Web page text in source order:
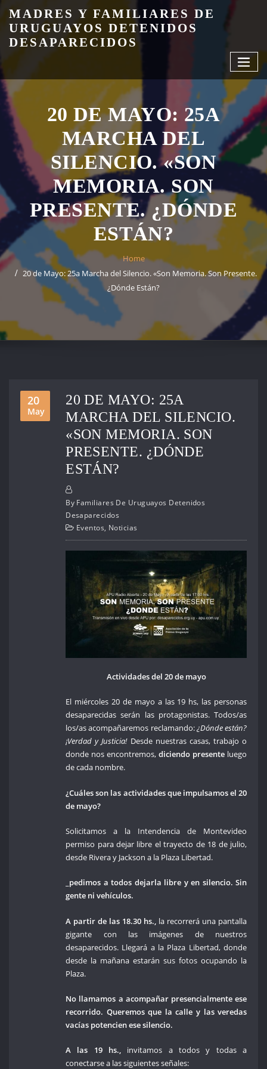
content
MADRES Y FAMILIARES DE
URUGUAYOS DETENIDOS
DESAPARECIDOS
20 DE MAYO: 25A
MARCHA DEL
SILENCIO. «SON
MEMORIA. SON
PRESENTE. ¿DÓNDE
ESTÁN?
Home
20 de Mayo: 25a Marcha del Silencio. «Son Memoria. Son Presente.
¿Dónde Están?
20
May
20 DE MAYO: 25A
MARCHA DEL SILENCIO.
«SON MEMORIA. SON
PRESENTE. ¿DÓNDE
ESTÁN?
By Familiares De Uruguayos Detenidos
Desaparecidos
Eventos, Noticias
Actividades del 20 de mayo
El miércoles 20 de mayo a las 19 hs, las personas
desaparecidas serán las protagonistas. Todos/as
los/as acompañaremos reclamando:¿Dónde están?
¡Verdad y Justicia! Desde nuestras casas, trabajo o
donde nos encontremos,diciendo presente luego
de cada nombre.
¿Cuáles son las actividades que impulsamos el 20
de mayo?
Solicitamos a la Intendencia de Montevideo
permiso para dejar libre el trayecto de 18 de julio,
desde Rivera y Jackson a la Plaza Libertad.
_pedimos a todos dejarla libre y en silencio. Sin
gente ni vehículos.
A partir de las 18.30 hs., la recorrerá una pantalla
gigante con las imágenes de nuestros
desaparecidos. Llegará a la Plaza Libertad, donde
desde la mañana estarán sus fotos ocupando la
Plaza.
No llamamos a acompañar presencialmente ese
recorrido. Queremos que la calle y las veredas
vacías potencien ese silencio.
A las 19 hs., invitamos a todos y todas a
conectarse a las siguientes señales: